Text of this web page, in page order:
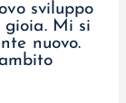
sviluppo
Mi si
nuovo.